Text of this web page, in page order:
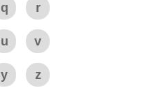
q r
u v
y z